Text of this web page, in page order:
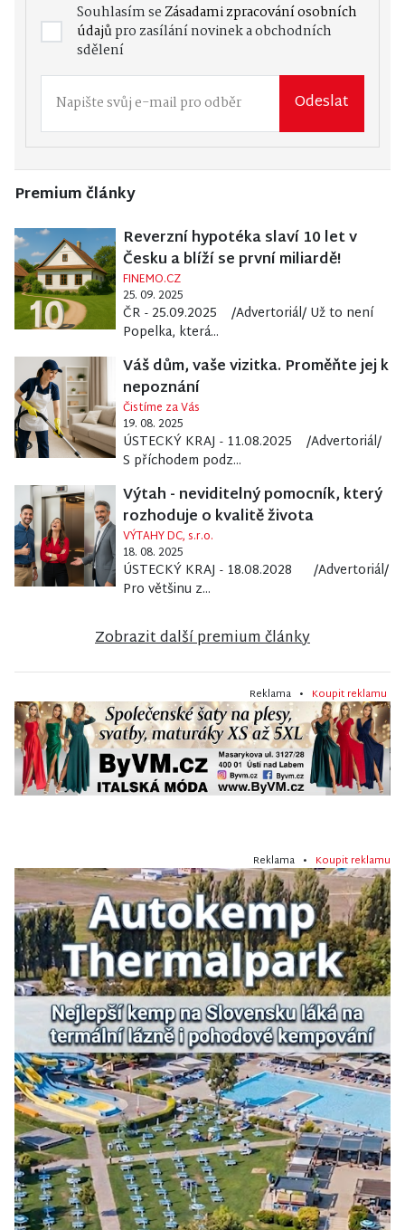
Souhlasím seZásadami zpracování osobních
údajůpro zasílání novinek a obchodních
sdělení
Odeslat
Premium články
Reverzní hypotéka slaví 10 let v
Česku a blíží se první miliardě!
FINEMO.CZ
25. 09. 2025
ČR - 25.09.2025 /Advertoriál/ Už to není
Popelka, která...
Váš dům, vaše vizitka. Proměňte jej k
nepoznání
Čistíme za Vás
19. 08. 2025
ÚSTECKÝ KRAJ - 11.08.2025 /Advertoriál/
S příchodem podz...
Výtah - neviditelný pomocník, který
rozhoduje o kvalitě života
VÝTAHY DC, s.r.o.
18. 08. 2025
ÚSTECKÝ KRAJ - 18.08.2028 /Advertoriál/
Pro většinu z...
Zobrazit další premium články
Reklama • Koupit reklamu
Reklama • Koupit reklamu